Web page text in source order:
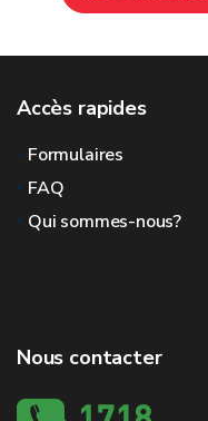
Accès rapides
Formulaires
FAQ
Qui sommes-nous?
Nous contacter